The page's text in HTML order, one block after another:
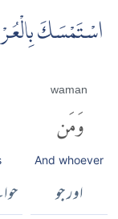
اسْتَمْسَكَ
waman
وَمَن
And whoever
اور جو